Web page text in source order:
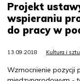
Projekt
wspieraniu
do pracy w
13.09.2018 Kultura i
Wzmocnienie pozycji